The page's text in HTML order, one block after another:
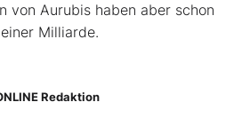
von Aurubis haben aber schon
Milliarde.
Redaktion